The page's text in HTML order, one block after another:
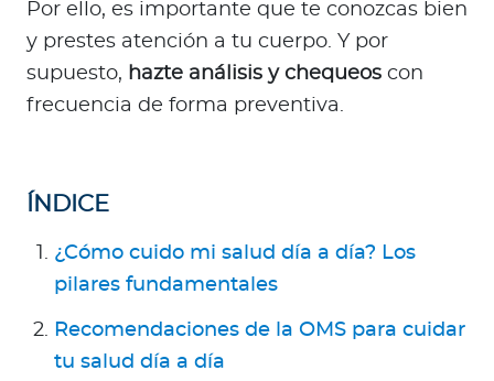
Por ello, es importante que te conozcas bien
y prestes atención a tu cuerpo. Y por
supuesto, hazte análisis y chequeos con
frecuencia de forma preventiva.
ÍNDICE
¿Cómo cuido mi salud día a día? Los
pilares fundamentales
Recomendaciones de la OMS para cuidar
tu salud día a día